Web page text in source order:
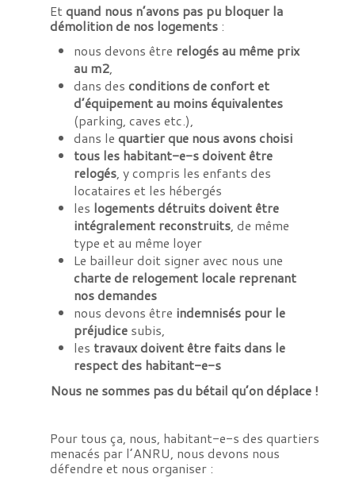
Et quand nous n’avons pas pu bloquer la
démolition de nos logements:
nous devons être relogés au même prix
au m2,
dans des conditions de confort et
d’équipement au moins équivalentes
(parking, caves etc.),
dans le quartier que nous avons choisi
tous les habitant-e-s doivent être
relogés, y compris les enfants des
locataires et les hébergés
les logements détruits doivent être
intégralement reconstruits, de même
type et au même loyer
Le bailleur doit signer avec nous une
charte de relogement locale reprenant
nos demandes
nous devons être indemnisés pour le
préjudicesubis,
les travaux doivent être faits dans le
respect des habitant-e-s
Nous ne sommes pas du bétail qu’on déplace !
Pour tous ça, nous, habitant-e-s des quartiers
menacés par l’ANRU, nous devons nous
défendre et nous organiser :